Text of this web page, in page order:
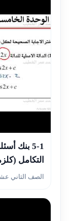
▶5-1 بنك
التكامل
الصف الثاني